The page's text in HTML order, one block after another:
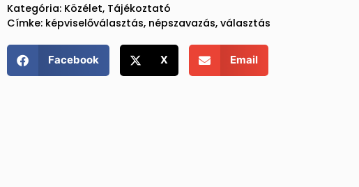
Kategória: Közélet, Tájékoztató
Címke: képviselőválasztás, népszavazás, választás
Facebook X Email